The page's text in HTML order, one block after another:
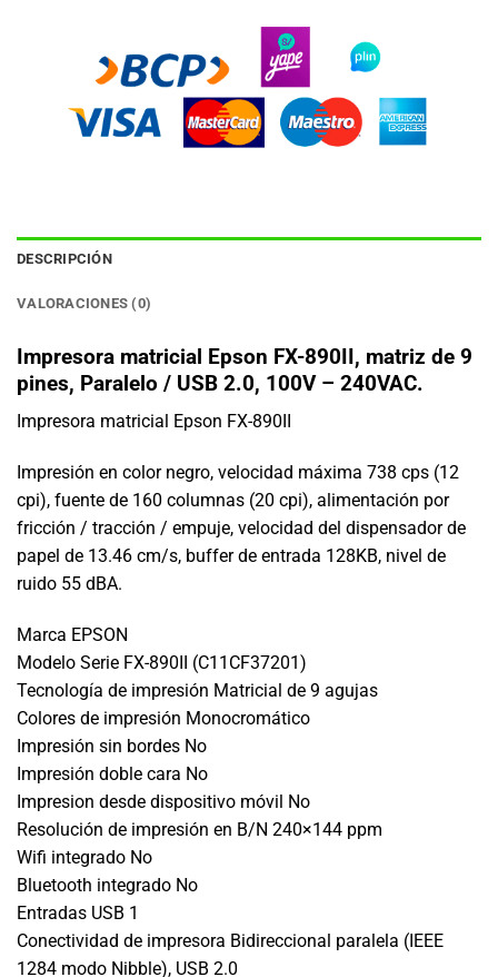
DESCRIPCIÓN
VALORACIONES (0)
Impresora matricial Epson FX-890II, matriz de 9
pines, Paralelo / USB 2.0, 100V – 240VAC.
Impresora matricial Epson FX-890II
Impresión en color negro, velocidad máxima 738 cps (12
cpi), fuente de 160 columnas (20 cpi), alimentación por
fricción / tracción / empuje, velocidad del dispensador de
papel de 13.46 cm/s, buffer de entrada 128KB, nivel de
ruido 55 dBA.
Marca EPSON
Modelo Serie FX-890II (C11CF37201)
Tecnología de impresión Matricial de 9 agujas
Colores de impresión Monocromático
Impresión sin bordes No
Impresión doble cara No
Impresion desde dispositivo móvil No
Resolución de impresión en B/N 240×144 ppm
Wifi integrado No
Bluetooth integrado No
Entradas USB 1
Conectividad de impresora Bidireccional paralela (IEEE
1284 modo Nibble), USB 2.0